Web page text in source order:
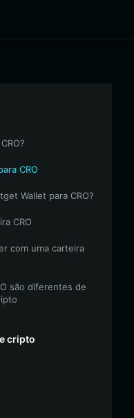
CRO
Wallet para CRO?
CRO
com uma carteira
são diferentes de
cripto